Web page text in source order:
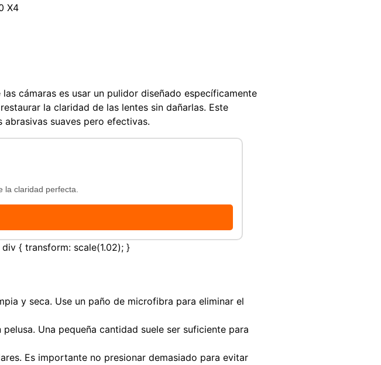
X4
cámaras es usar un pulidor diseñado específicamente
la claridad de las lentes sin dañarlas. Este
suaves pero efectivas.
la claridad perfecta.
{ transform: scale(1.02); }
y seca. Use un paño de microfibra para eliminar el
Una pequeña cantidad suele ser suficiente para
Es importante no presionar demasiado para evitar